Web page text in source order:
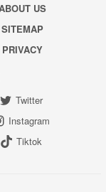
US
SITEMAP
PRIVACY
Twitter
Instagram
Tiktok